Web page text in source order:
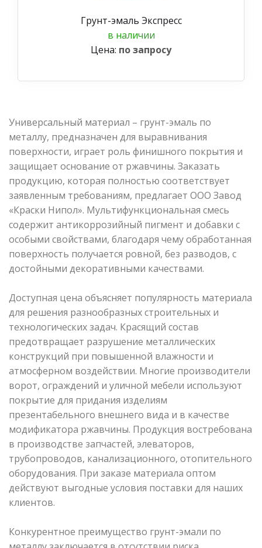
Грунт-эмаль Экспресс
в наличии
Цена: по запросу
Универсальный материал – грунт-эмаль по
металлу, предназначен для выравнивания
поверхности, играет роль финишного покрытия и
защищает основание от ржавчины. Заказать
продукцию, которая полностью соответствует
заявленным требованиям, предлагает ООО Завод
«Краски Нипол». Мультифункциональная смесь
содержит антикоррозийный пигмент и добавки с
особыми свойствами, благодаря чему обработанная
поверхность получается ровной, без разводов, с
достойными декоративными качествами.
Доступная цена объясняет популярность материала
для решения разнообразных строительных и
технологических задач. Красящий состав
предотвращает разрушение металлических
конструкций при повышенной влажности и
атмосферном воздействии. Многие производители
ворот, ограждений и уличной мебели используют
покрытие для придания изделиям
презентабельного внешнего вида и в качестве
модификатора ржавчины. Продукция востребована
в производстве запчастей, элеваторов,
трубопроводов, канализационного, отопительного
оборудования. При заказе материала оптом
действуют выгодные условия поставки для наших
клиентов.
Конкурентное преимущество грунт-эмали по